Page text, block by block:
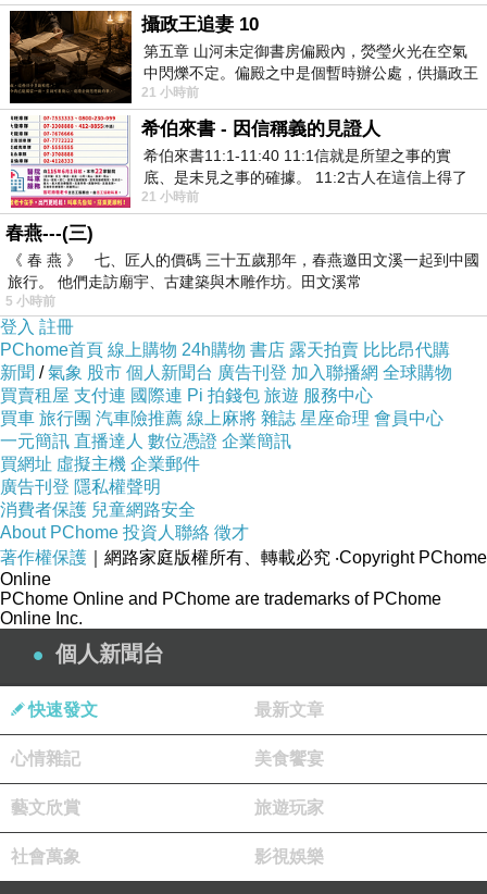
攝政王追妻 10
第五章 山河未定御書房偏殿內，熒瑩火光在空氣
中閃爍不定。偏殿之中是個暫時辦公處，供攝政王
於皇宮內廷裡處理公務已然很多年。房內
21 小時前
希伯來書 - 因信稱義的見證人
希伯來書11:1-11:40 11:1信就是所望之事的實
底、是未見之事的確據。 11:2古人在這信上得了
美好的證據。 11:3我們因着信、就知道
21 小時前
春燕---(三)
《 春 燕 》 七、匠人的價碼 三十五歲那年，春燕邀田文溪一起到中國
旅行。 他們走訪廟宇、古建築與木雕作坊。田文溪常
5 小時前
登入 註冊
PChome首頁 線上購物 24h購物 書店 露天拍賣 比比昂代購
新聞 /氣象 股市 個人新聞台 廣告刊登 加入聯播網 全球購物
買賣租屋 支付連 國際連 Pi 拍錢包 旅遊 服務中心
買車 旅行團 汽車險推薦 線上麻將 雜誌 星座命理 會員中心
一元簡訊 直播達人 數位憑證 企業簡訊
買網址 虛擬主機 企業郵件
廣告刊登 隱私權聲明
消費者保護 兒童網路安全
About PChome 投資人聯絡 徵才
著作權保護 ｜網路家庭版權所有、轉載必究 ‧Copyright PChome
Online
PChome Online and PChome are trademarks of PChome
Online Inc.
個人新聞台
快速發文 最新文章
心情雜記 美食饗宴
藝文欣賞 旅遊玩家
社會萬象 影視娛樂